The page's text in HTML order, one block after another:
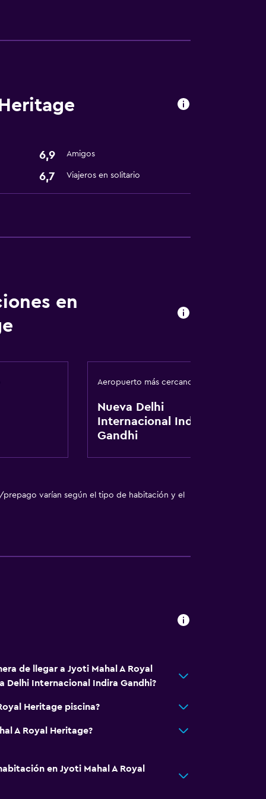
6,9 Amigos
6,7 Viajeros en solitario
en
Aeropuerto más cercano
Nueva Delhi
Internacional Indira
Gandhi
prepago varían según el tipo de habitación y el
de llegar a Jyoti Mahal A Royal
Delhi Internacional Indira Gandhi?
Heritage piscina?
A Royal Heritage?
en Jyoti Mahal A Royal